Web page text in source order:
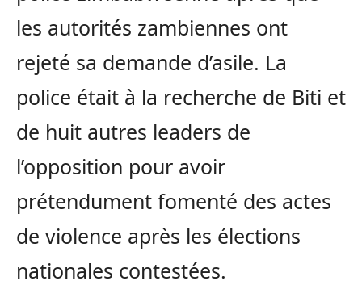
les autorités zambiennes ont
rejeté sa demande d’asile. La
police était à la recherche de Biti et
de huit autres leaders de
l’opposition pour avoir
prétendument fomenté des actes
de violence après les élections
nationales contestées.